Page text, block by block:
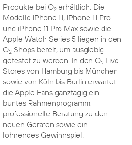
Produkte bei O2erhältlich: Die
Modelle iPhone 11, iPhone 11 Pro
und iPhone 11 Pro Max sowie die
Apple Watch Series 5 liegen in den
O2Shops bereit, um ausgiebig
getestet zu werden. In den O2Live
Stores von Hamburg bis München
sowie von Köln bis Berlin erwartet
die Apple Fans ganztägig ein
buntes Rahmenprogramm,
professionelle Beratung zu den
neuen Geräten sowie ein
lohnendes Gewinnspiel.